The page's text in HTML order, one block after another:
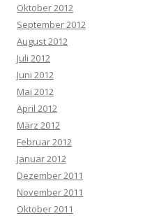
Oktober 2012
September 2012
August 2012
Juli 2012
Juni 2012
Mai 2012
April 2012
März 2012
Februar 2012
Januar 2012
Dezember 2011
November 2011
Oktober 2011